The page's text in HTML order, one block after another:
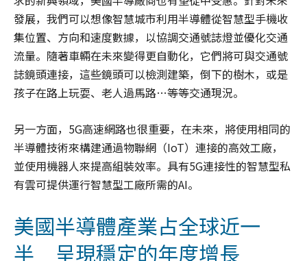
發展，我們可以想像智慧城市利用半導體從智慧型手機收
集位置、方向和速度數據，以協調交通號誌燈並優化交通
流量。隨著車輛在未來變得更自動化，它們將可與交通號
誌鏡頭連接，這些鏡頭可以檢測建築，倒下的樹木，或是
孩子在路上玩耍、老人過馬路…等等交通現況。
另一方面，5G高速網路也很重要，在未來，將使用相同的
半導體技術來構建通過物聯網（IoT）連接的高效工廠，
並使用機器人來提高組裝效率。具有5G連接性的智慧型私
有雲可提供運行智慧型工廠所需的AI。
美國半導體產業占全球近一
半 呈現穩定的年度增長